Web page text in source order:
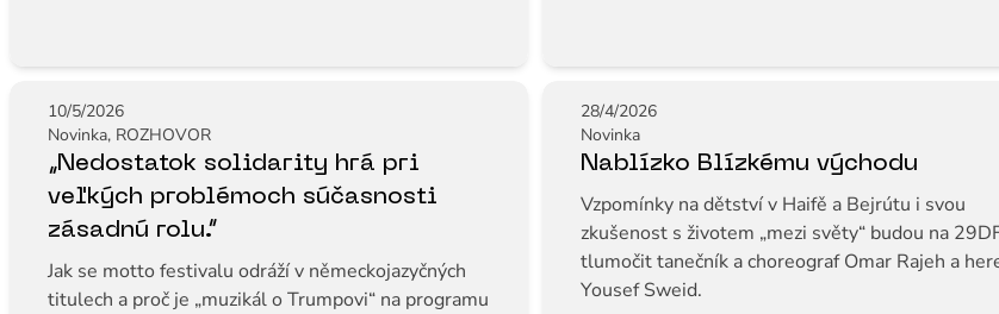
10/5/2026
Novinka, ROZHOVOR
„Nedostatok solidarity hrá pri
veľkých problémoch súčasnosti
zásadnú rolu.“
Jak se motto festivalu odráží v německojazyčných
titulech a proč je „muzikál o Trumpovi“ na programu
28/4/2026
Novinka
Nablízko Blízkému východu
Vzpomínky na dětství v Haifě a Bejrútu i svou
zkušenost s životem „mezi světy“ budou na
tlumočit tanečník a choreograf Omar Rajeh a
Yousef Sweid.